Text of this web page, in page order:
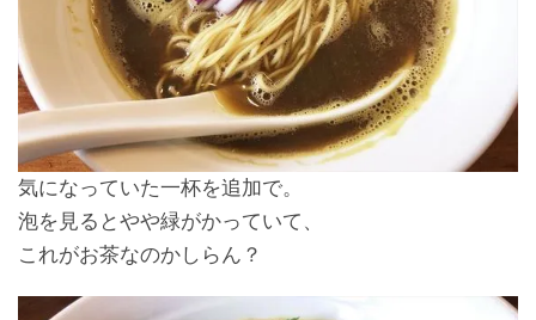
気になっていた一杯を追加で。
泡を見るとやや緑がかっていて、
これがお茶なのかしらん？